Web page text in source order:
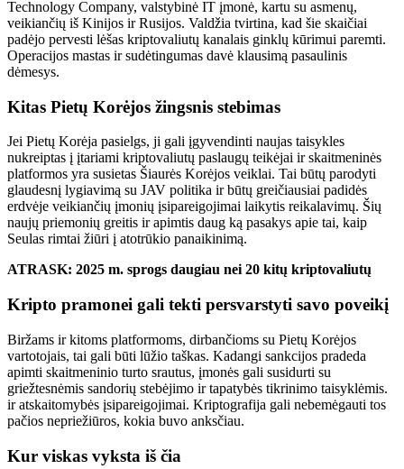
Technology Company, valstybinė IT įmonė, kartu su asmenų,
veikiančių iš Kinijos ir Rusijos. Valdžia tvirtina, kad šie skaičiai
padėjo pervesti lėšas kriptovaliutų kanalais ginklų kūrimui paremti.
Operacijos mastas ir sudėtingumas davė klausimą pasaulinis
dėmesys.
Kitas Pietų Korėjos žingsnis stebimas
Jei Pietų Korėja pasielgs, ji gali įgyvendinti naujas taisykles
nukreiptas į įtariami kriptovaliutų paslaugų teikėjai ir skaitmeninės
platformos yra susietas Šiaurės Korėjos veiklai. Tai būtų parodyti
glaudesnį lygiavimą su JAV politika irbūtų greičiausiai padidės
erdvėje veikiančių įmonių įsipareigojimai laikytis reikalavimų. Šių
naujų priemonių greitis ir apimtis daug ką pasakys apie tai, kaip
Seulas rimtai žiūri į atotrūkio panaikinimą.
ATRASK: 2025 m. sprogs daugiau nei 20 kitų kriptovaliutų
Kripto pramonei gali tekti persvarstyti savo poveikį
Biržams ir kitoms platformoms, dirbančioms su Pietų Korėjos
vartotojais, tai gali būti lūžio taškas. Kadangi sankcijos pradeda
apimti skaitmeninio turto srautus, įmonės gali susidurti su
griežtesnėmis sandorių stebėjimo ir tapatybės tikrinimo taisyklėmis.
iratskaitomybės įsipareigojimai. Kriptografija gali nebemėgauti tos
pačios nepriežiūros, kokia buvo anksčiau.
Kur viskas vyksta iš čia